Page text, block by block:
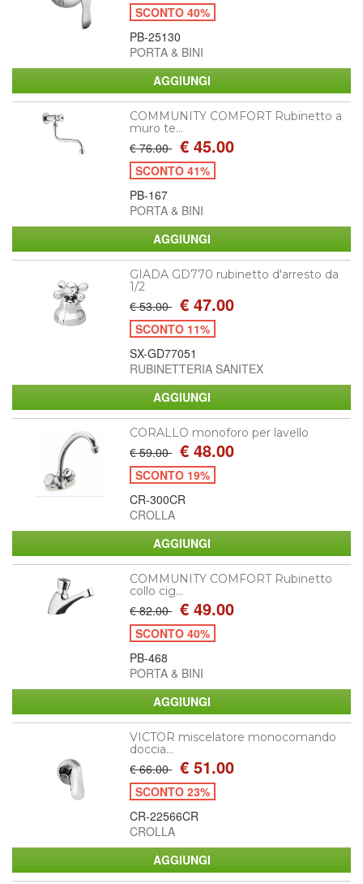
SCONTO 40%
PB-25130
PORTA & BINI
COMMUNITY COMFORT Rubinetto a
muro te...
€ 76.00 € 45.00
SCONTO 41%
PB-167
PORTA & BINI
GIADA GD770 rubinetto d'arresto da
1/2
€ 53.00 € 47.00
SCONTO 11%
SX-GD77051
RUBINETTERIA SANITEX
CORALLO monoforo per lavello
€ 59.00 € 48.00
SCONTO 19%
CR-300CR
CROLLA
COMMUNITY COMFORT Rubinetto
collo cig...
€ 82.00 € 49.00
SCONTO 40%
PB-468
PORTA & BINI
VICTOR miscelatore monocomando
doccia...
€ 66.00 € 51.00
SCONTO 23%
CR-22566CR
CROLLA